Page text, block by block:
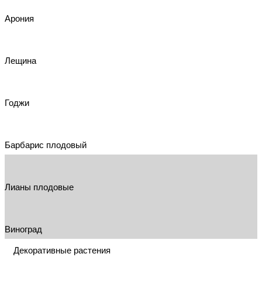
Арония
Лещина
Годжи
Барбарис плодовый
Лианы плодовые
Виноград
Декоративные растения